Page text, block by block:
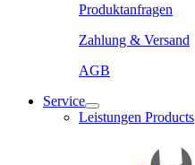
Produktanfragen
Zahlung & Versand
AGB
Service
Leistungen Products